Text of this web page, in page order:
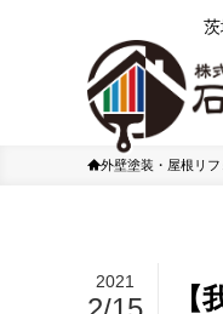
外壁塗装・屋根リ
2021